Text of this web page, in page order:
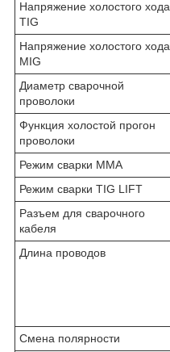
Напряжение холостого хода
TIG
Напряжение холостого хода
MIG
Диаметр сварочной
проволоки
Функция холостой прогон
проволоки
Режим сварки ММА
Режим сварки TIG LIFT
Разъем для сварочного
кабеля
Длина проводов
Cмена полярности